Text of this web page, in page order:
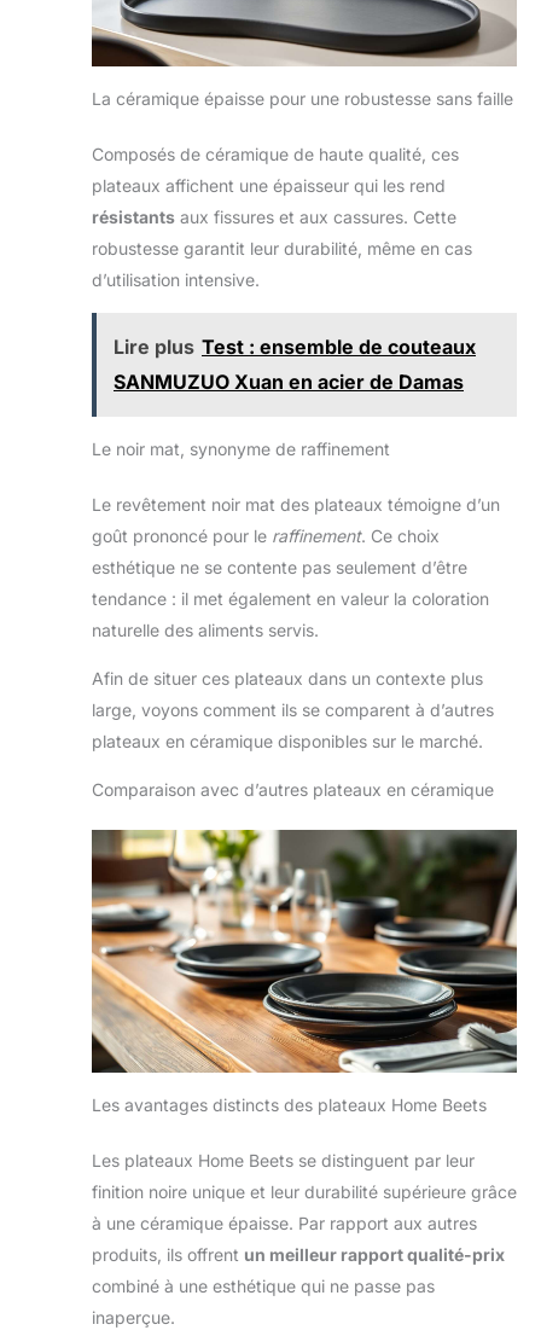
La céramique épaisse pour une robustesse sans faille
Composés de céramique de haute qualité, ces
plateaux affichent une épaisseur qui les rend
résistants aux fissures et aux cassures. Cette
robustesse garantit leur durabilité, même en cas
d’utilisation intensive.
Lire plus Test : ensemble de couteaux
SANMUZUO Xuan en acier de Damas
Le noir mat, synonyme de raffinement
Le revêtement noir mat des plateaux témoigne d’un
goût prononcé pour le raffinement. Ce choix
esthétique ne se contente pas seulement d’être
tendance : il met également en valeur la coloration
naturelle des aliments servis.
Afin de situer ces plateaux dans un contexte plus
large, voyons comment ils se comparent à d’autres
plateaux en céramique disponibles sur le marché.
Comparaison avec d’autres plateaux en céramique
Les avantages distincts des plateaux Home Beets
Les plateaux Home Beets se distinguent par leur
finition noire unique et leur durabilité supérieure grâce
à une céramique épaisse. Par rapport aux autres
produits, ils offrent un meilleur rapport qualité-prix
combiné à une esthétique qui ne passe pas
inaperçue.